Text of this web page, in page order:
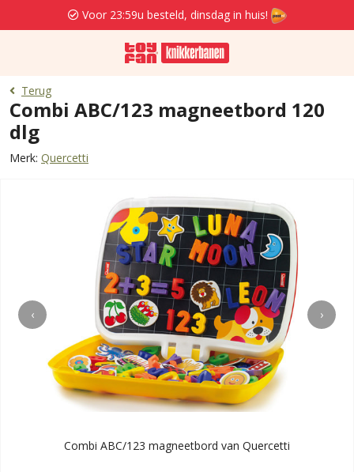
Voor 23:59u besteld, dinsdag in huis!
Terug
Combi ABC/123 magneetbord 120
dlg
Merk: Quercetti
‹ ›
Combi ABC/123 magneetbord van Quercetti